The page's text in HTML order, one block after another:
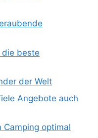
die beste
der Welt
Angebote auch
Camping optimal